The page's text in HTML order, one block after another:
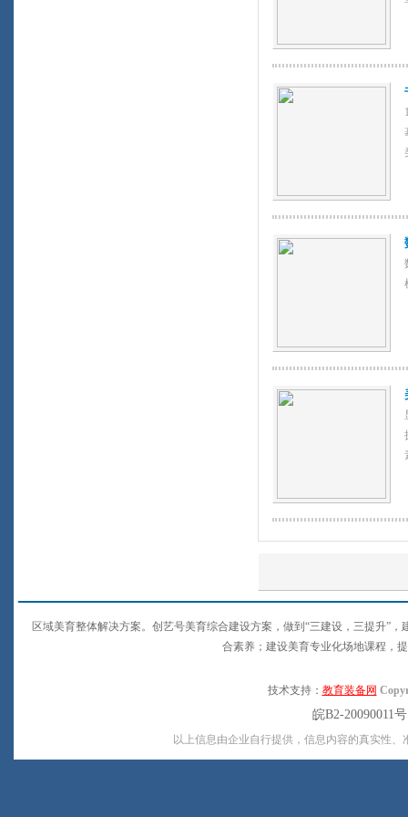
区域美育整体解决方案。创艺号美育综合建设方案，做到“三建设，三提升”
合素养；建设美育专业化场地课程，
技术支持： 教育装备网
皖B2-20090011
以上信息由企业自行提供，信息内容的真实性